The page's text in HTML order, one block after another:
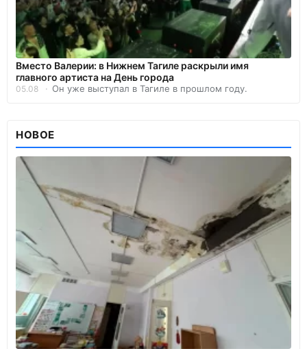
Вместо Валерии: в Нижнем Тагиле раскрыли имя
главного артиста на День города
05.08 Он уже выступал в Тагиле в прошлом году.
НОВОЕ